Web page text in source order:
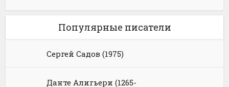
Популярные писатели
Сергей Садов (1975)
Данте Алигьери (1265-